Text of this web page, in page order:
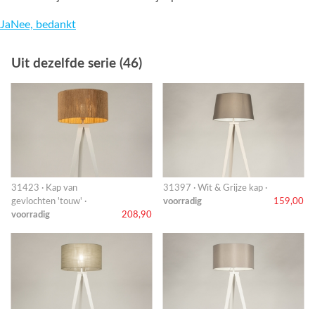
JaNee, bedankt
Uit dezelfde serie (46)
31423 · Kap van
gevlochten 'touw' ·
voorradig
208,90
31397 · Wit & Grijze kap ·
voorradig
159,00